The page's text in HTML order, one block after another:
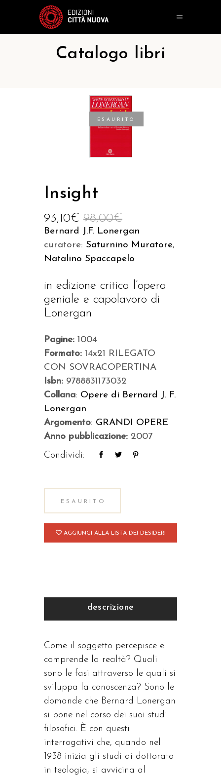
Catalogo libri
ESAURITO
Insight
98,00€
93,10€
Bernard J.F. Lonergan
curatore: Saturnino Muratore,
Natalino Spaccapelo
in edizione critica l’opera
geniale e capolavoro di
Lonergan
Pagine: 1004
Formato: 14x21 RILEGATO
CON SOVRACOPERTINA
Isbn: 9788831173032
Collana: Opere di Bernard J. F.
Lonergan
Argomento: GRANDI OPERE
Anno pubblicazione: 2007
Condividi:
ESAURITO
AGGIUNGI ALLA LISTA DEI DESIDERI
descrizione
Come il soggetto percepisce e
comprende la realtà? Quali
sono le fasi attraverso le quali si
sviluppa la conoscenza? Sono le
domande che Bernard Lonergan
si pone nel corso dei suoi studi
filosofici. È con questi
interrogativi che, quando nel
1938 inizia gli studi di dottorato
in teologia, si avvicina al